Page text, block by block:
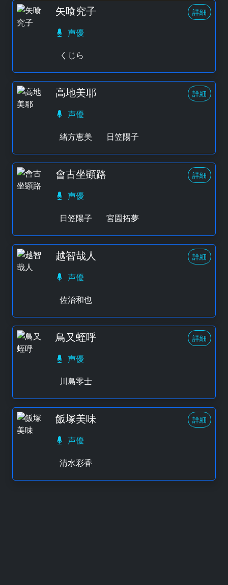
矢喰究子 詳細
声優
くじら
高地美耶 詳細
声優
緒方恵美
日笠陽子
會古坐顕路 詳細
声優
日笠陽子
宮園拓夢
越智哉人 詳細
声優
佐治和也
鳥又蛭呼 詳細
声優
川島零士
飯塚美味 詳細
声優
清水彩香